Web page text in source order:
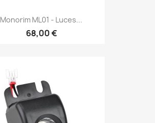
Monorim ML01 - Luces...
68,00 €